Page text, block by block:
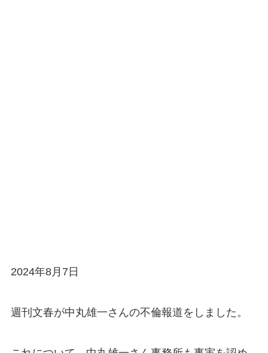
2024年8月7日
週刊文春が中丸雄一さんの不倫報道をしました。